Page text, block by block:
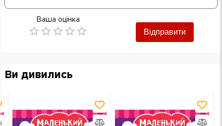
Ваша оцінка
Відправити
Ви дивились